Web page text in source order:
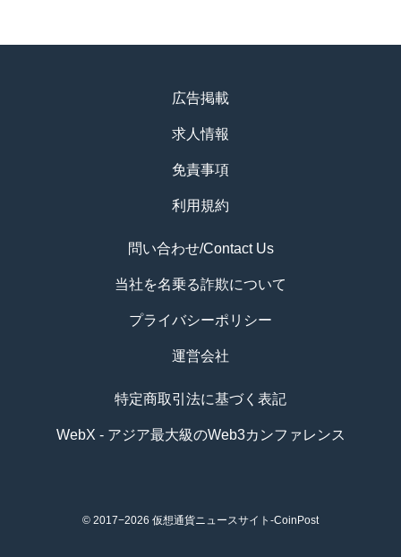
広告掲載
求人情報
免責事項
利用規約
問い合わせ/Contact Us
当社を名乗る詐欺について
プライバシーポリシー
運営会社
特定商取引法に基づく表記
WebX - アジア最大級のWeb3カンファレンス
© 2017−2026 仮想通貨ニュースサイト-CoinPost